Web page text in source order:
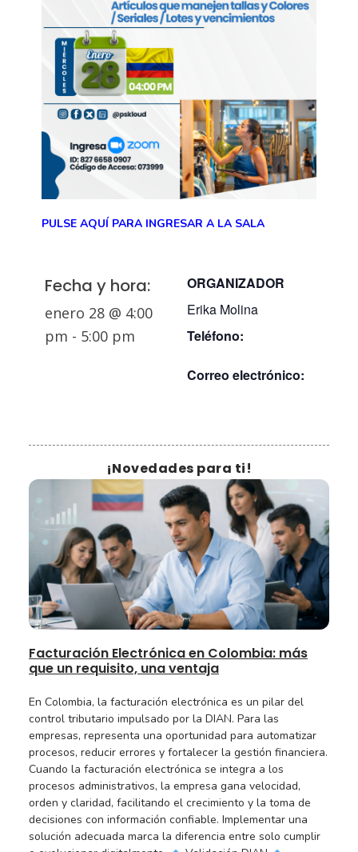
PULSE AQUÍ PARA INGRESAR A LA SALA
ORGANIZADOR
Erika Molina
Teléfono:
Correo electrónico:
Fecha y hora:
enero 28 @ 4:00
pm - 5:00 pm
¡Novedades para ti!
Facturación Electrónica en Colombia: más
que un requisito, una ventaja
En Colombia, la facturación electrónica es un pilar del
control tributario impulsado por la DIAN. Para las
empresas, representa una oportunidad para automatizar
procesos, reducir errores y fortalecer la gestión financiera.
Cuando la facturación electrónica se integra a los
procesos administrativos, la empresa gana velocidad,
orden y claridad, facilitando el crecimiento y la toma de
decisiones con información confiable. Implementar una
solución adecuada marca la diferencia entre solo cumplir